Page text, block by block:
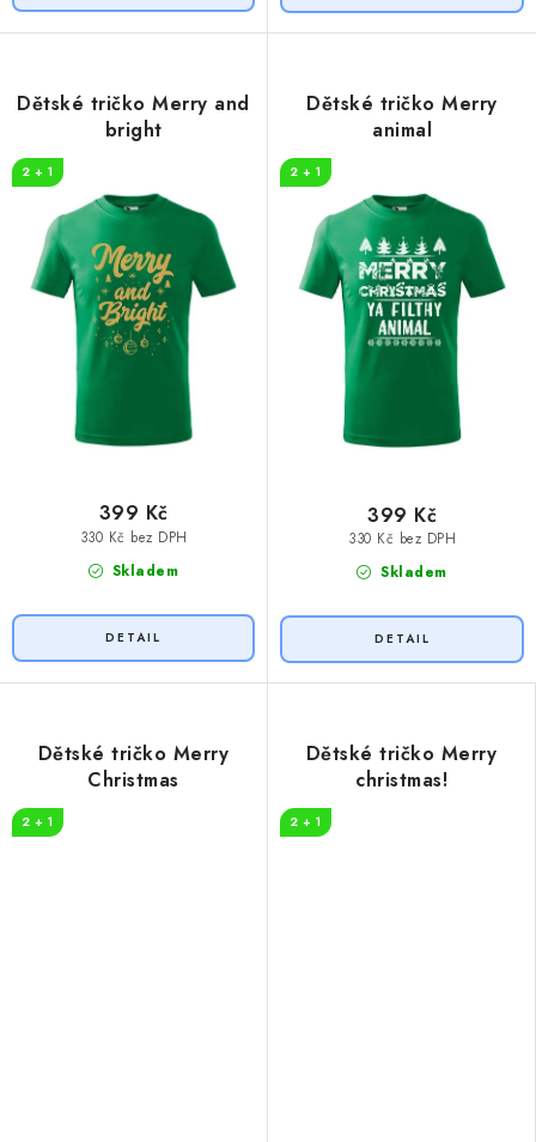
Dětské tričko Merry and
bright
2 + 1
Skladem
330 Kč bez DPH
399 Kč
Dětské tričko Merry
animal
2 + 1
Skladem
330 Kč bez DPH
399 Kč
Dětské tričko Merry
Christmas
2 + 1
Dětské tričko Merry
christmas!
2 + 1